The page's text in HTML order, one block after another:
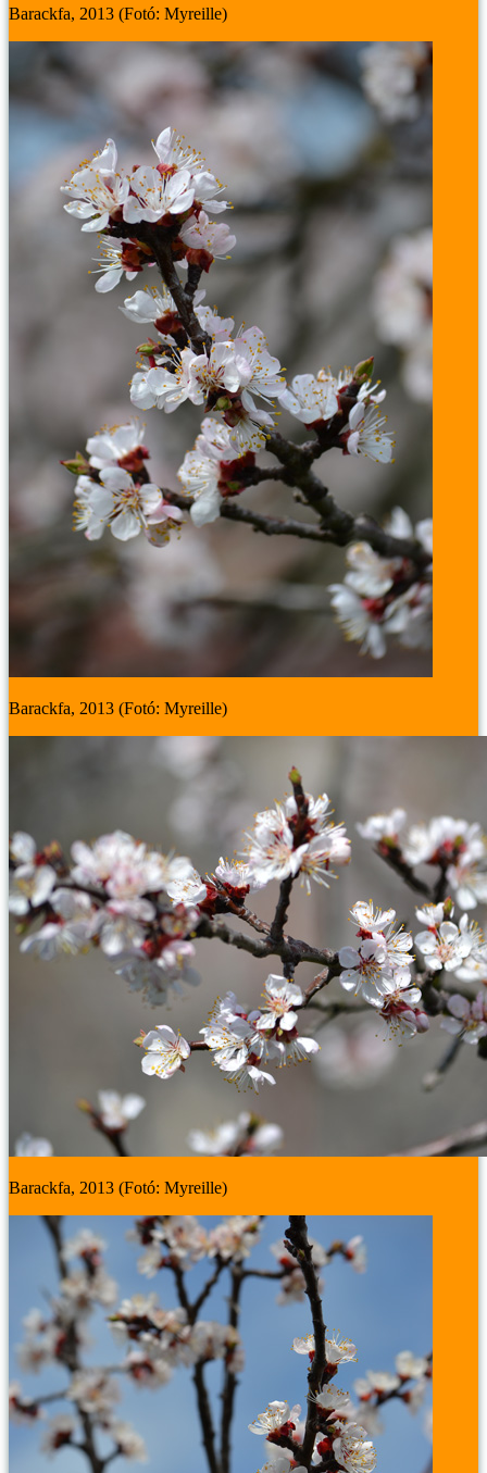
Barackfa, 2013 (Fotó: Myreille)
Barackfa, 2013 (Fotó: Myreille)
Barackfa, 2013 (Fotó: Myreille)